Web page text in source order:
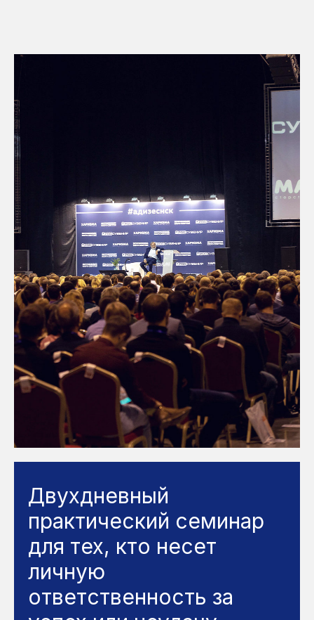
Двухдневный
практический семинар
для тех, кто несет
личную
ответственность за